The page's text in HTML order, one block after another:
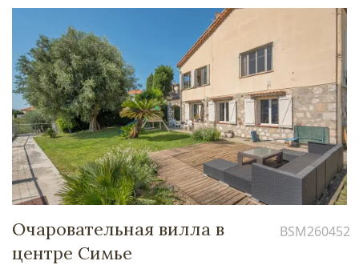
Очаровательная вилла в
центре Симье
BSM260452